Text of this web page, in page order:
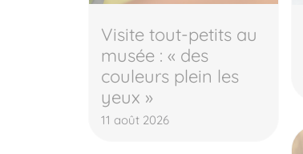
Visite tout-petits au
musée : « des
couleurs plein les
yeux »
11 août 2026